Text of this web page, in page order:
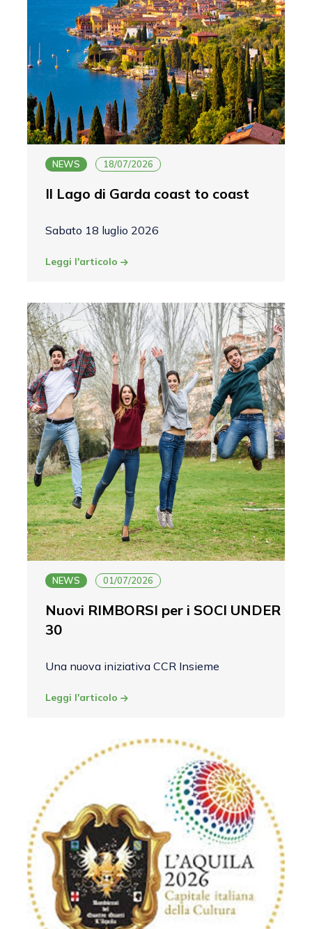
NEWS 18/07/2026
Il Lago di Garda coast to coast
Sabato 18 luglio 2026
Leggi l'articolo
NEWS 01/07/2026
Nuovi RIMBORSI per i SOCI UNDER
30
Una nuova iniziativa CCR Insieme
Leggi l'articolo